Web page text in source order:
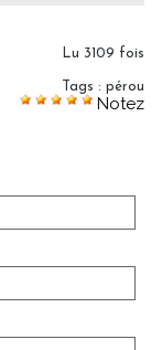
Lu 3109 fois
Tags : pérou
Notez